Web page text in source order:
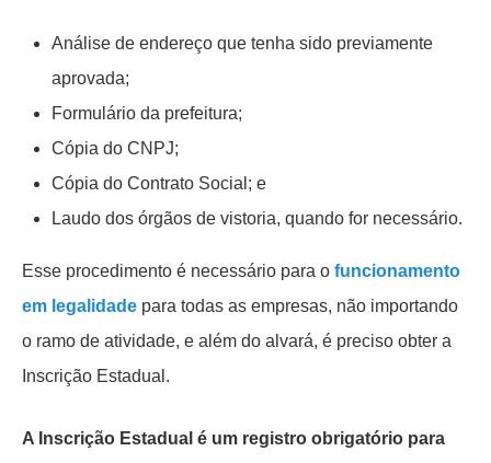
Análise de endereço que tenha sido previamente
aprovada;
Formulário da prefeitura;
Cópia do CNPJ;
Cópia do Contrato Social; e
Laudo dos órgãos de vistoria, quando for necessário.
Esse procedimento é necessário para o funcionamento
em legalidade para todas as empresas, não importando
o ramo de atividade, e além do alvará, é preciso obter a
Inscrição Estadual.
A Inscrição Estadual é um registro obrigatório para